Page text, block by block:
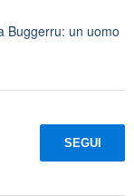
Buggerru: un uomo
SEGUI